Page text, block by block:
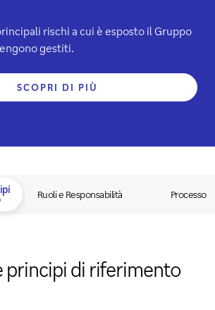
rischi a cui è esposto il Gruppo
gestiti.
SCOPRI DI PIÙ
Ruoli e Responsabilità Processo
principi di riferimento